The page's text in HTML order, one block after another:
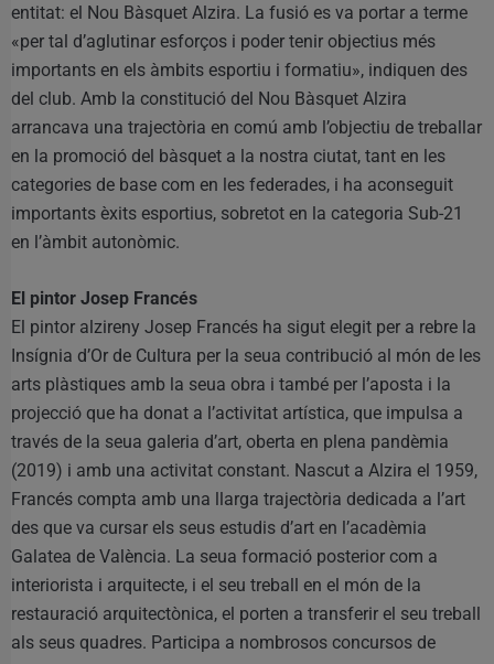
entitat: el Nou Bàsquet Alzira. La fusió es va portar a terme
«per tal d’aglutinar esforços i poder tenir objectius més
importants en els àmbits esportiu i formatiu», indiquen des
del club. Amb la constitució del Nou Bàsquet Alzira
arrancava una trajectòria en comú amb l’objectiu de treballar
en la promoció del bàsquet a la nostra ciutat, tant en les
categories de base com en les federades, i ha aconseguit
importants èxits esportius, sobretot en la categoria Sub-21
en l’àmbit autonòmic.
El pintor Josep Francés
El pintor alzireny Josep Francés ha sigut elegit per a rebre la
Insígnia d’Or de Cultura per la seua contribució al món de les
arts plàstiques amb la seua obra i també per l’aposta i la
projecció que ha donat a l’activitat artística, que impulsa a
través de la seua galeria d’art, oberta en plena pandèmia
(2019) i amb una activitat constant. Nascut a Alzira el 1959,
Francés compta amb una llarga trajectòria dedicada a l’art
des que va cursar els seus estudis d’art en l’acadèmia
Galatea de València. La seua formació posterior com a
interiorista i arquitecte, i el seu treball en el món de la
restauració arquitectònica, el porten a transferir el seu treball
als seus quadres. Participa a nombrosos concursos de